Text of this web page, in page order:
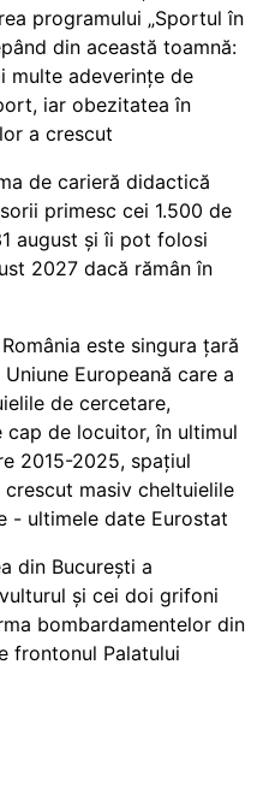
programului „Sportul în
din această toamnă:
multe adeverințe de
iar obezitatea în
a crescut
de carieră didactică
primesc cei 1.500 de
august și îi pot folosi
2027 dacă rămân în
este singura țară
Europeană care a
de cercetare,
cap de locuitor, în ultimul
2015-2025, spațiul
masiv cheltuielile
- ultimele date Eurostat
din București a
și cei doi grifoni
bombardamentelor din
frontonul Palatului